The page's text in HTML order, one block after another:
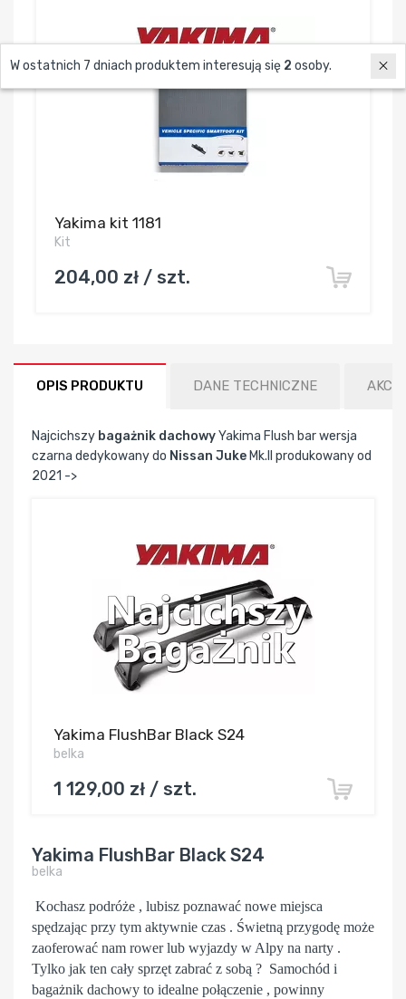
Yakima kit 1181
Kit
204,00 zł / szt.
OPIS PRODUKTU DANE TECHNICZNE
Najcichszy bagażnik dachowyYakima Flush bar wersja
czarna dedykowany do Nissan Juke Mk.II produkowany od
2021 ->
Yakima FlushBar Black S24
belka
1 129,00 zł / szt.
Yakima FlushBar Black S24
belka
Kochasz podróże , lubisz poznawać nowe miejsca
spędzając przy tym aktywnie czas . Świetną przygodę może
zaoferować nam rower lub wyjazdy w Alpy na narty .
Tylko jak ten cały sprzęt zabrać z sobą ? Samochód i
bagażnik dachowy to idealne połączenie , powinny
W ostatnich 7 dniach produktem interesują się 2 osoby.